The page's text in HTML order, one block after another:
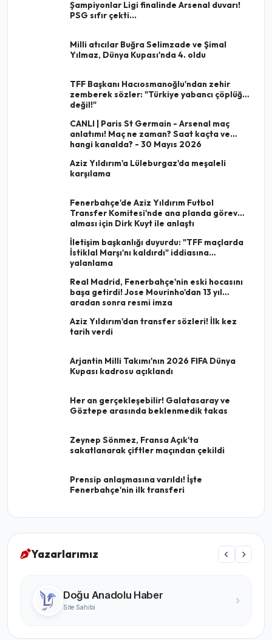
Şampiyonlar Ligi finalinde Arsenal duvarı!
PSG sıfır çekti...
Milli atıcılar Buğra Selimzade ve Şimal
Yılmaz, Dünya Kupası'nda 4. oldu
TFF Başkanı Hacıosmanoğlu'ndan zehir
zemberek sözler: "Türkiye yabancı çöplüğü
değil!"
CANLI | Paris St Germain - Arsenal maç
anlatımı! Maç ne zaman? Saat kaçta ve
hangi kanalda? - 30 Mayıs 2026
Aziz Yıldırım'a Lüleburgaz'da meşaleli
karşılama
Fenerbahçe'de Aziz Yıldırım Futbol
Transfer Komitesi'nde ana planda görev
alması için Dirk Kuyt ile anlaştı
İletişim başkanlığı duyurdu: "TFF maçlarda
İstiklal Marşı'nı kaldırdı" iddiasına
yalanlama
Real Madrid, Fenerbahçe'nin eski hocasını
başa getirdi! Jose Mourinho'dan 13 yıl
aradan sonra resmi imza
Aziz Yıldırım'dan transfer sözleri! İlk kez
tarih verdi
Arjantin Milli Takımı'nın 2026 FIFA Dünya
Kupası kadrosu açıklandı
Her an gerçekleşebilir! Galatasaray ve
Göztepe arasında beklenmedik takas
Zeynep Sönmez, Fransa Açık'ta
sakatlanarak çiftler maçından çekildi
Prensip anlaşmasına varıldı! İşte
Fenerbahçe'nin ilk transferi
Yazarlarımız
Turgay Karabıyık
Ünlü Yazar